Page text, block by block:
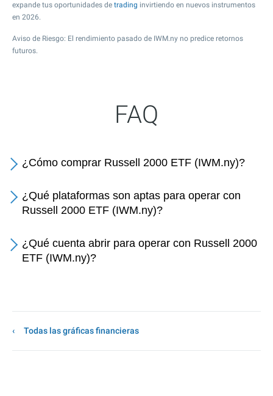
expande tus oportunidades de trading invirtiendo en nuevos instrumentos
en 2026.
Aviso de Riesgo: El rendimiento pasado de IWM.ny no predice retornos
futuros.
FAQ
¿Cómo comprar Russell 2000 ETF (IWM.ny)?
¿Qué plataformas son aptas para operar con
Russell 2000 ETF (IWM.ny)?
¿Qué cuenta abrir para operar con Russell 2000
ETF (IWM.ny)?
Todas las gráficas financieras